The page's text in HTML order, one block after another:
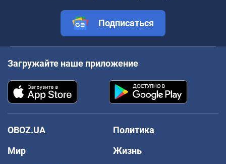
Подписаться
Загружайте наше приложение
OBOZ.UA
Политика
Мир
Жизнь